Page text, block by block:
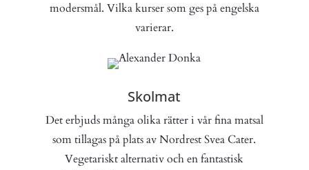
modersmål. Vilka kurser som ges på engelska
varierar.
Skolmat
Det erbjuds många olika rätter i vår fina matsal
som tillagas på plats av Nordrest Svea Cater.
Vegetariskt alternativ och en fantastisk